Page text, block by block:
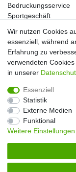
Bedruckungsservice
Sportgeschäft
Widerrufs­recht
Wir nutzen Cookies
essenziell, während
Erfahrung zu
verwendeten
in unserer
Essenziell
Statistik
Externe Medien
Funktional
Weitere Einstellungen